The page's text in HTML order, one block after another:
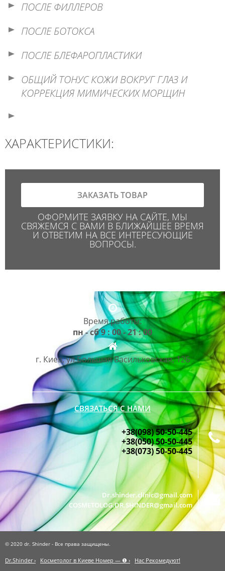
ПОСЛЕ ФИЛЛЕРОВ
ПОСЛЕ БОТОКСА
ПОСЛЕ БЛЕФАРОПЛАСТИКИ
ОБЩИЙ ТОНУС КОЖИ ВОКРУГ ГЛАЗ И
КОРРЕКЦИЯ МИМИЧЕСКИХ МОРЩИН
ХАРАКТЕРИСТИКИ:
ЗАКАЗАТЬ ТОВАР
ОФОРМИТЕ ЗАЯВКУ НА САЙТЕ, МЫ
СВЯЖЕМСЯ С ВАМИ В БЛИЖАЙШЕЕ ВРЕМЯ
И ОТВЕТИМ НА ВСЕ ИНТЕРЕСУЮЩИЕ
ВОПРОСЫ.
Время работы:
пн - сб 9 : 00 - 21 : 00
г. Киев, ул.Большая Васильковская, 126
СВЯЗАТЬСЯ С НАМИ
+38(098) 50-50-445
+38(050) 50-50-445
+38(073) 50-50-445
Dr.shinder.clinic@gmail.com
COSMETOLOG.DR.SHINDER@gmail.com
© 2020 dr. Shinder - Все права защищены.
Dr.Shinder › Косметолог в Киеве Номер — ❶ › Нас Рекомедуют!